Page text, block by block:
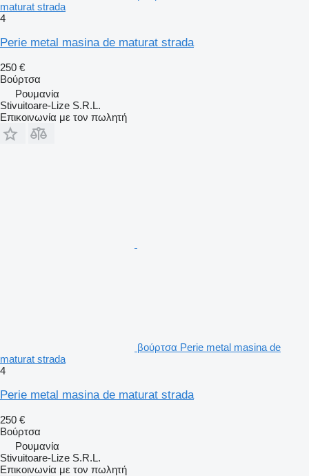
maturat strada
4
Perie metal masina de maturat strada
250 €
Βούρτσα
Ρουμανία
Stivuitoare-Lize S.R.L.
Επικοινωνία με τον πωλητή
βούρτσα Perie metal masina de
maturat strada
4
Perie metal masina de maturat strada
250 €
Βούρτσα
Ρουμανία
Stivuitoare-Lize S.R.L.
Επικοινωνία με τον πωλητή